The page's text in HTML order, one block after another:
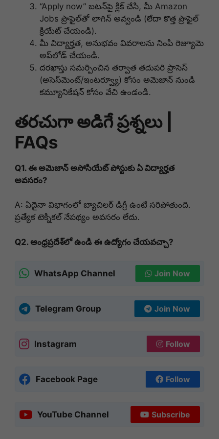
“Apply now” బటన్‌పై క్లిక్ చేసి, మీ Amazon
Jobs ప్రొఫైల్‌తో లాగిన్ అవ్వండి (లేదా కొత్త ప్రొఫైల్
క్రియేట్ చేయండి).
మీ విద్యార్హత, అనుభవం వివరాలను నింపి రెజ్యూమె
అప్‌లోడ్ చేయండి.
దరఖాస్తు సమర్పించిన తర్వాత తదుపరి ప్రాసెస్
(అసెస్‌మెంట్/ఇంటర్వ్యూ) కోసం అమెజాన్ నుండి
కమ్యూనికేషన్ కోసం వేచి ఉండండి.
తరచుగా అడిగే ప్రశ్నలు |
FAQs
Q1. ఈ అమెజాన్ అసోసియేట్ పోస్టుకు ఏ విద్యార్హత
అవసరం?
A: ఏదైనా విభాగంలో బ్యాచిలర్ డిగ్రీ ఉంటే సరిపోతుంది.
ప్రత్యేక టెక్నికల్ నేపథ్యం అవసరం లేదు.
Q2. ఆంధ్రప్రదేశ్‌లో ఉండి ఈ ఉద్యోగం చేయవచ్చా?
WhatsApp Channel Join Now
Telegram Group Join Now
Instagram Follow
Facebook Page Follow
YouTube Channel Subscribe